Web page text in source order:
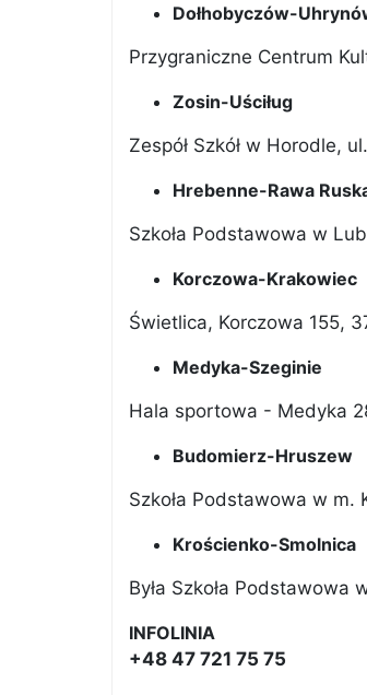
Dołhobyczów-
Przygraniczne Centrum
Zosin-Uściług
Zespół Szkół w Horodle,
Hrebenne-Rawa
Szkoła Podstawowa w
Korczowa-Krakowiec
Świetlica, Korczowa 155,
Medyka-Szeginie
Hala sportowa - Medyka
Budomierz-Hruszew
Szkoła Podstawowa w m.
Krościenko-Smolnica
Była Szkoła
INFOLINIA
+48 47 721 75 75